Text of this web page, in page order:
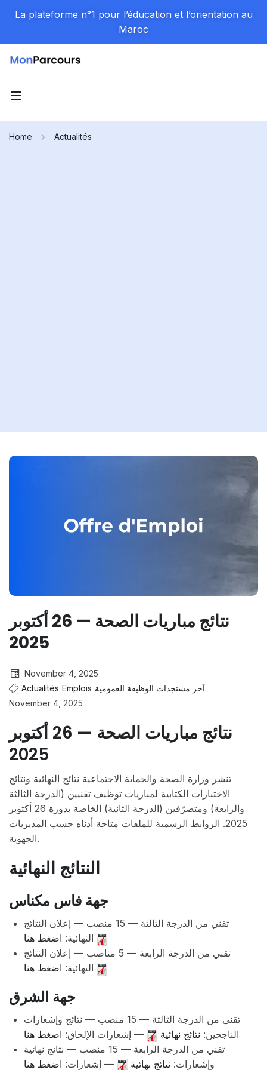
La plateforme n°1 pour l’éducation et l’orientation au
Maroc
Home Actualités
نتائج مباريات الصحة — 26 أكتوبر
2025
November 4, 2025
Actualités Emplois آخر مستجدات الوظيفة العمومية
November 4, 2025
نتائج مباريات الصحة — 26 أكتوبر
2025
تنشر وزارة الصحة والحماية الاجتماعية نتائج النهائية ونتائج
الاختبارات الكتابية لمباريات توظيف تقنيين (الدرجة الثالثة
والرابعة) ومتصرّفين (الدرجة الثانية) الخاصة بدورة 26 أكتوبر
2025. الروابط الرسمية للملفات متاحة أدناه حسب المديريات
الجهوية.
النتائج النهائية
جهة فاس مكناس
تقني من الدرجة الثالثة — 15 منصب — إعلان النتائج
النهائية: اضغط هنا
تقني من الدرجة الرابعة — 5 مناصب — إعلان النتائج
النهائية: اضغط هنا
جهة الشرق
تقني من الدرجة الثالثة — 15 منصب — نتائج وإشعارات
الناجحين: نتائج نهائية — إشعارات الإلحاق: اضغط هنا
تقني من الدرجة الرابعة — 15 منصب — نتائج نهائية
وإشعارات: نتائج نهائية — إشعارات: اضغط هنا